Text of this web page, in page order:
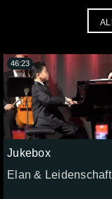
Jukebox
Elan & Leidenschaft
46:23